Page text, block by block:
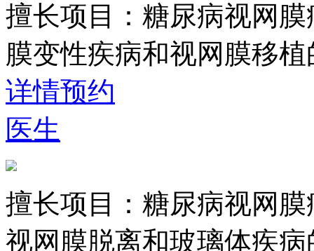
擅长项目： 糖尿病视网
膜变性疾病和视网膜移
详情预约
医生
擅长项目： 糖尿病视网
视网膜脱离和玻璃体疾